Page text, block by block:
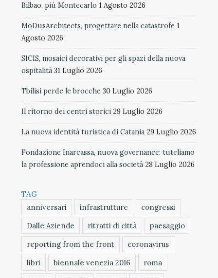
Bilbao, più Montecarlo 1 Agosto 2026
MoDusArchitects, progettare nella catastrofe 1
Agosto 2026
SICIS, mosaici decorativi per gli spazi della nuova
ospitalità 31 Luglio 2026
Tbilisi perde le brocche 30 Luglio 2026
Il ritorno dei centri storici 29 Luglio 2026
La nuova identità turistica di Catania 29 Luglio 2026
Fondazione Inarcassa, nuova governance: tuteliamo
la professione aprendoci alla società 28 Luglio 2026
TAG
anniversari
infrastrutture
congressi
Dalle Aziende
ritratti di città
paesaggio
reporting from the front
coronavirus
libri
biennale venezia 2016
roma